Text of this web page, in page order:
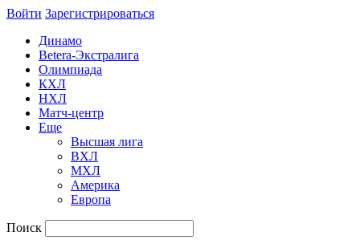
Войти Зарегиcтрироваться
Динамо
Betera-Экстралига
Олимпиада
КХЛ
НХЛ
Матч-центр
Еще
Высшая лига
ВХЛ
МХЛ
Америка
Европа
Поиск